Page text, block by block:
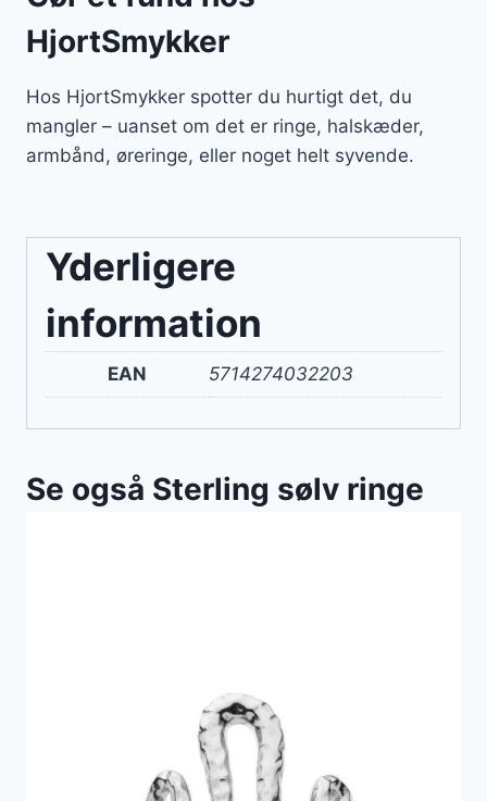
HjortSmykker
Hos HjortSmykker spotter du hurtigt det, du
mangler – uanset om det er ringe, halskæder,
armbånd, øreringe, eller noget helt syvende.
Yderligere
information
EAN 5714274032203
Se også Sterling sølv ringe